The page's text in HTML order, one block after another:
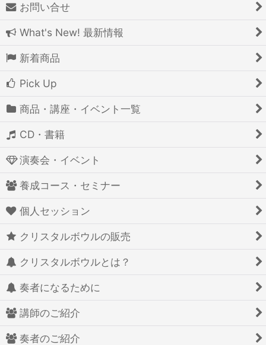
お問い合せ
What's New! 最新情報
新着商品
Pick Up
商品・講座・イベント一覧
CD・書籍
演奏会・イベント
養成コース・セミナー
個人セッション
クリスタルボウルの販売
クリスタルボウルとは？
奏者になるために
講師のご紹介
奏者のご紹介